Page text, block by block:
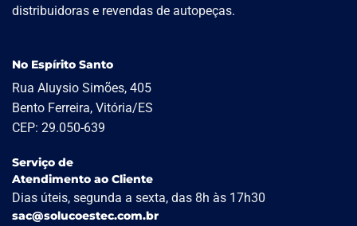
distribuidoras e revendas de autopeças.
No Espírito Santo
Rua Aluysio Simões, 405
Bento Ferreira, Vitória/ES
CEP: 29.050-639
Serviço de
Atendimento ao Cliente
Dias úteis, segunda a sexta, das 8h às 17h30
sac@solucoestec.com.br